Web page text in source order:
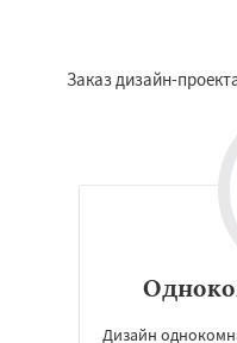
Заказ дизайн-
Дизайн